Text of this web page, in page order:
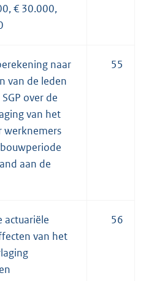
€ 30.000,
naar
van de leden
over de
van het
werknemers
aan de
55
actuariële
van het
56